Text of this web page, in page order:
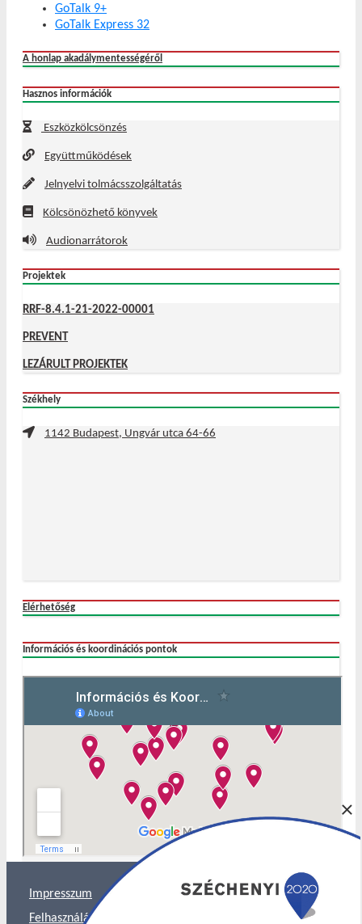
×
GoTalk 9+
GoTalk Express 32
A honlap akadálymentességéről
Hasznos információk
Eszközkölcsönzés
Együttműködések
Jelnyelvi tolmácsszolgáltatás
Kölcsönözhető könyvek
Audionarrátorok
Projektek
RRF-8.4.1-21-2022-00001
PREVENT
LEZÁRULT PROJEKTEK
Székhely
1142 Budapest, Ungvár utca 64-66
Elérhetőség
Információs és koordinációs pontok
Impresszum
Felhasználás és Adatkezelés